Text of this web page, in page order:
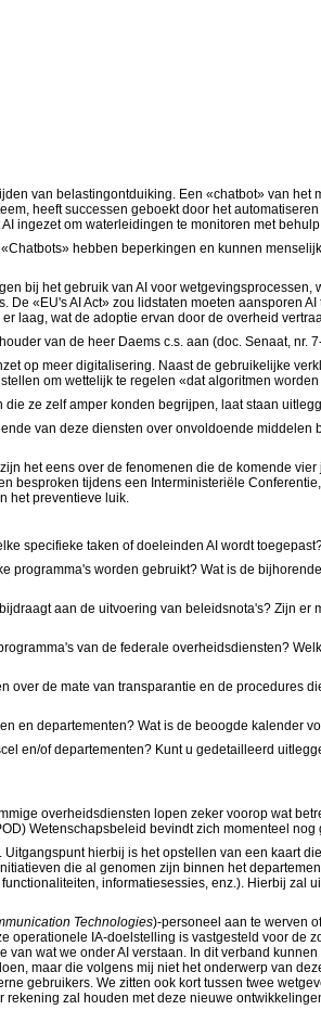
van belastingontduiking. Een «chatbot» van het
heeft successen geboekt door het
ingezet om waterleidingen te monitoren met
hebben beperkingen en kunnen
bij het gebruik van AI voor
«EU's AI Act» zou lidstaten moeten aansporen
laag, wat de adoptie ervan door de overheid
van de heer Daems c.s. aan (doc. Senaat, nr.
op meer digitalisering. Naast de gebruikelijke
om wettelijk te regelen «dat algoritmen
ze zelf amper konden begrijpen, laat staan
van deze diensten over onvoldoende
het eens over de fenomenen die de komende
tijdens een Interministeriële
het preventieve luik.
specifieke taken of doeleinden AI wordt
worden gebruikt? Wat is de
aan de uitvoering van beleidsnota's? Zijn er
van de federale overheidsdiensten?
de mate van transparantie en de procedures
en departementen? Wat is de beoogde kalender
en/of departementen? Kunt u gedetailleerd
overheidsdiensten lopen zeker voorop wat
Wetenschapsbeleid bevindt zich momenteel
hierbij is het opstellen van een kaart
die al genomen zijn binnen het
informatiesessies, enz.). Hierbij zal
Technologies)-personeel aan te werven
IA-doelstelling is vastgesteld voor de
wat we onder AI verstaan. In dit verband
maar die volgens mij niet het onderwerp van
gebruikers. We zitten ook kort tussen twee
zal houden met deze nieuwe